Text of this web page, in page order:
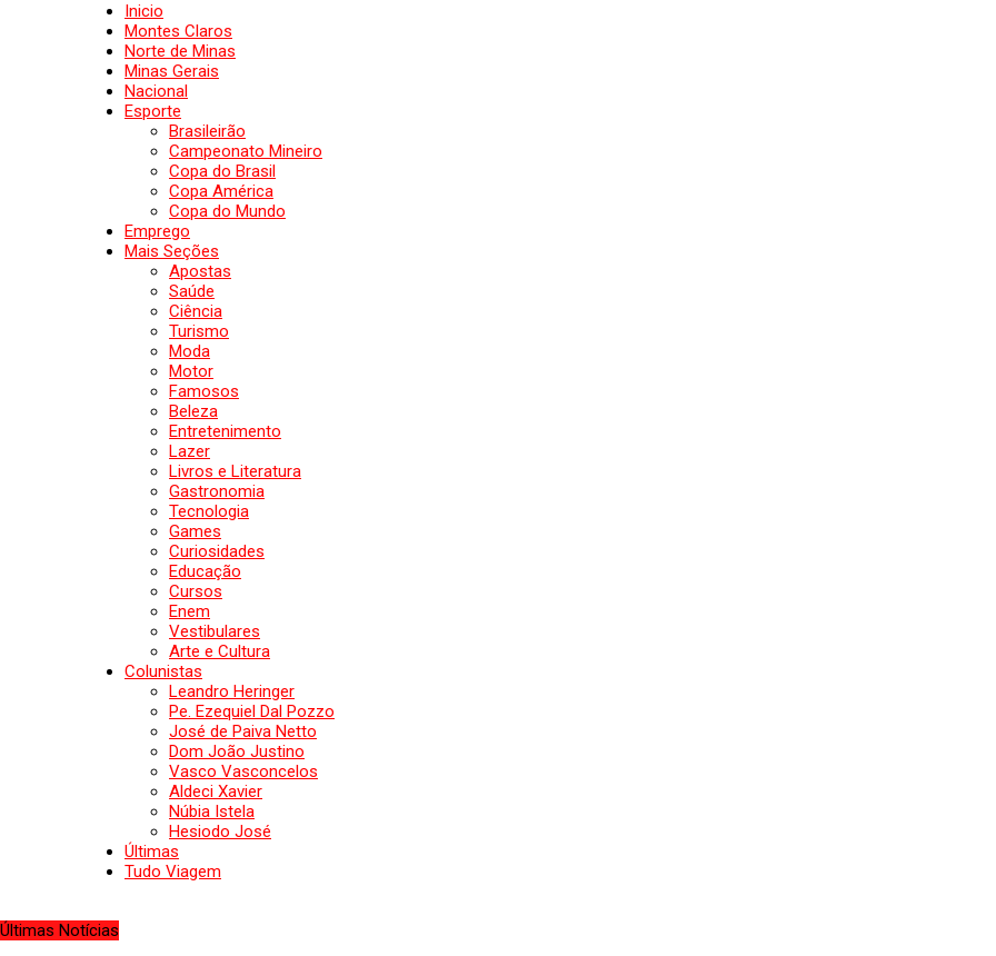
Inicio
Montes Claros
Norte de Minas
Minas Gerais
Nacional
Esporte
Brasileirão
Campeonato Mineiro
Copa do Brasil
Copa América
Copa do Mundo
Emprego
Mais Seções
Apostas
Saúde
Ciência
Turismo
Moda
Motor
Famosos
Beleza
Entretenimento
Lazer
Livros e Literatura
Gastronomia
Tecnologia
Games
Curiosidades
Educação
Cursos
Enem
Vestibulares
Arte e Cultura
Colunistas
Leandro Heringer
Pe. Ezequiel Dal Pozzo
José de Paiva Netto
Dom João Justino
Vasco Vasconcelos
Aldeci Xavier
Núbia Istela
Hesiodo José
Últimas
Tudo Viagem
Últimas Notícias